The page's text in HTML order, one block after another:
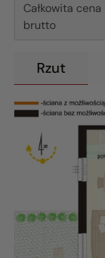
Całkowita cena
brutto
Rzut